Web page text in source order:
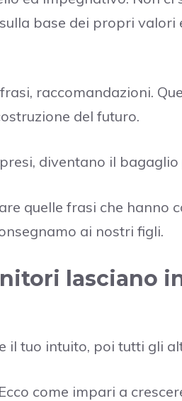
base dei propri valori
raccomandazioni.
del futuro.
diventano il
quelle frasi che hanno
ai nostri figli.
lasciano
il tuo intuito, poi tutti gli
come impari a